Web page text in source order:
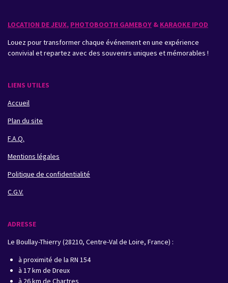
LOCATION DE JEUX, PHOTOBOOTH GAMEBOY & KARAOKE IPOD
Louez pour transformer chaque événement en une expérience
convivial et repartez avec des souvenirs uniques et mémorables !
LIENS UTILES
Accueil
Plan du site
F.A.Q.
Mentions légales
Politique de confidentialité
C.G.V.
ADRESSE
Le Boullay-Thierry (28210, Centre-Val de Loire, France) :
à proximité de la RN 154
à 17 km de Dreux
à 26 km de Chartres